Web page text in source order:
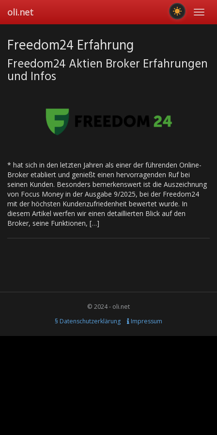
main
oli.net
Freedom24 Erfahrung
Freedom24 Aktien Broker Erfahrungen
und Infos
* hat sich in den letzten Jahren als einer der führenden Online-
Broker etabliert und genießt einen hervorragenden Ruf bei
seinen Kunden. Besonders bemerkenswert ist die Auszeichnung
von Focus Money in der Ausgabe 9/2025, bei der Freedom24
mit der höchsten Kundenzufriedenheit bewertet wurde. In
diesem Artikel werfen wir einen detaillierten Blick auf den
Broker, seine Funktionen, […]
© 2024 - oli.net
§ Datenschutzerklärung
Impressum